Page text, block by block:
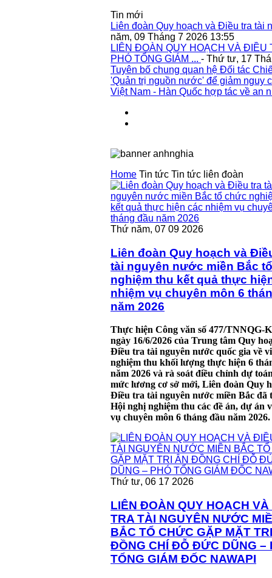
Tin mới
Liên đoàn Quy hoạch và Điều tra tài
năm, 09 Tháng 7 2026 13:55
LIÊN ĐOÀN QUY HOẠCH VÀ
PHÓ TỔNG GIÁM ... - Thứ tư, 17
Tuyên bố chung quan hệ Đối tác
'Quản trị nguồn nước' để giảm nguy
Việt Nam - Hàn Quốc hợp tác về an
Home Tin tức Tin tức liên đoàn
Thứ năm, 07 09 2026
Liên đoàn Quy hoạch và
tài nguyên nước miền Bắc
nghiệm thu kết quả thực
nhiệm vụ chuyên môn 6
năm 2026
Thực hiện Công văn số 477/TNNQG-
ngày 16/6/2026 của Trung tâm Quy
Điều tra tài nguyên nước quốc gia về
nghiệm thu khối lượng thực hiện 6
năm 2026 và rà soát điều chỉnh dự
mức lương cơ sở mới, Liên đoàn Quy
Điều tra tài nguyên nước miền Bắc đã
Hội nghị nghiệm thu các đề án, dự án
vụ chuyên môn 6 tháng đầu năm 2026.
Thứ tư, 06 17 2026
LIÊN ĐOÀN QUY HOẠCH
TRA TÀI NGUYÊN NƯỚC
BẮC TỔ CHỨC GẶP MẶT
ĐỒNG CHÍ ĐỖ ĐỨC DŨNG –
TỔNG GIÁM ĐỐC NAWAPI